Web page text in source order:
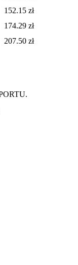
152.15 zł
174.29 zł
207.50 zł